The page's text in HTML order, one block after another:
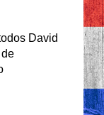
David